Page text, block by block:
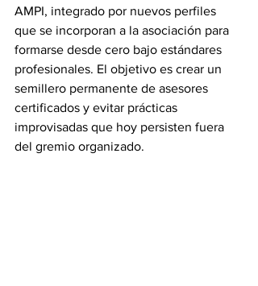
AMPI, integrado por nuevos perfiles
que se incorporan a la asociación para
formarse desde cero bajo estándares
profesionales. El objetivo es crear un
semillero permanente de asesores
certificados y evitar prácticas
improvisadas que hoy persisten fuera
del gremio organizado.